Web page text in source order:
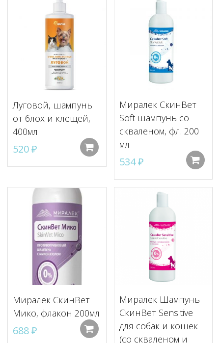
Луговой, шампунь
от блох и клещей,
400мл
520₽ Добавить в корзину
Миралек СкинВет
Soft шампунь со
скваленом, фл. 200
мл
534₽
Миралек СкинВет
Мико, флакон 200мл
688₽ Добавить в корзину
Миралек Шампунь
СкинВет Sensitive
для собак и кошек
(со скваленом и